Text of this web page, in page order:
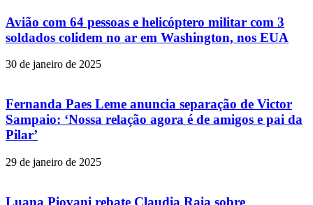
Avião com 64 pessoas e helicóptero militar com 3
soldados colidem no ar em Washington, nos EUA
30 de janeiro de 2025
Fernanda Paes Leme anuncia separação de Victor
Sampaio: ‘Nossa relação agora é de amigos e pai da
Pilar’
29 de janeiro de 2025
Luana Piovani rebate Claudia Raia sobre